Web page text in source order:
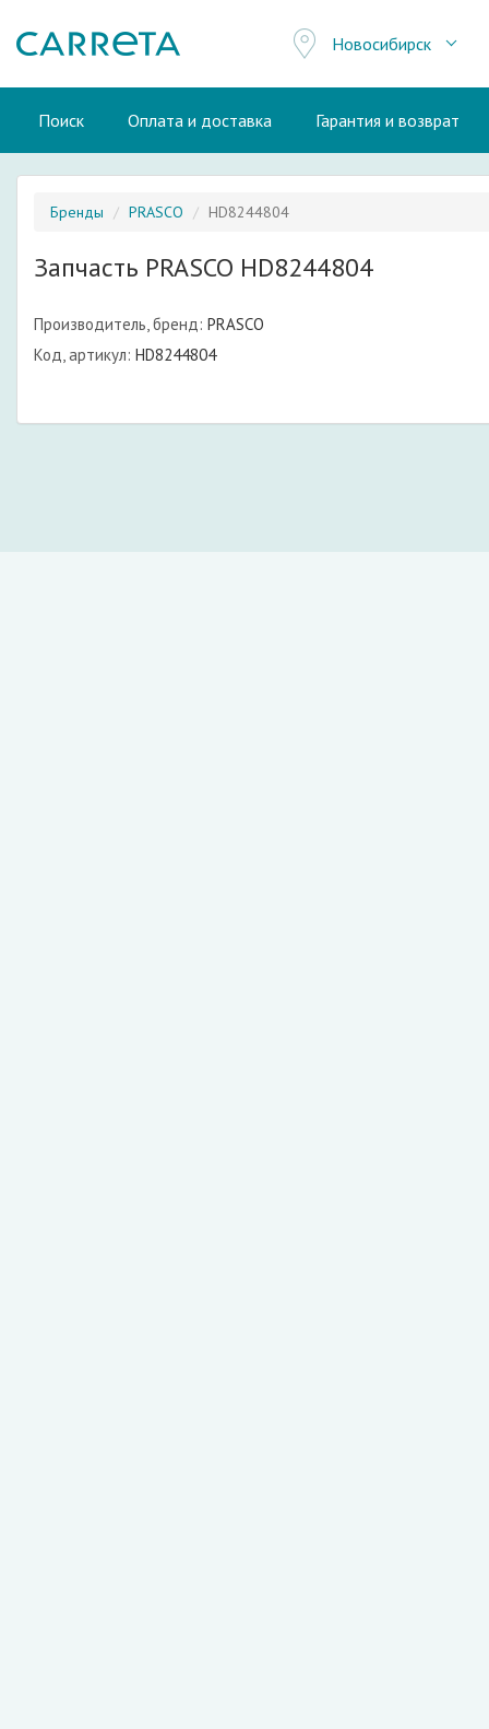
Новосибирск
Поиск Оплата и доставка Гарантия и возврат
Бренды PRASCO HD8244804
Запчасть PRASCO HD8244804
Производитель, бренд: PRASCO
Код, артикул: HD8244804